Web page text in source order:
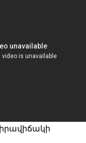
իրավիճակի